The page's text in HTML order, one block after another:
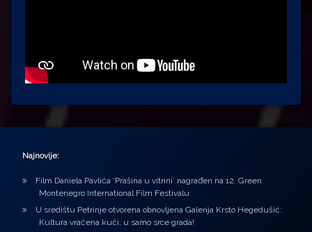
Najnovije:
Film Daniela Pavlića ‘Prašina u vitrini’ nagrađen na 12. Green
Montenegro International Film Festivalu
U središtu Petrinje otvorena obnovljena Galerija Krsto Hegedušić:
Kultura vraćena kući, u samo srce grada!